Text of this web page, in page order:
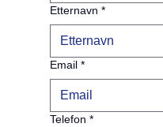
Etternavn *
Email *
Telefon *